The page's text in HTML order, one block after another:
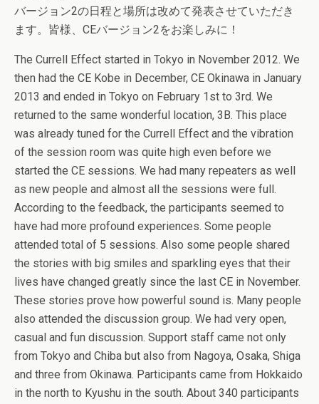
バージョン2の日程と場所は改めて発表させていただき
ます。皆様、CEバージョン2をお楽しみに！
The Currell Effect started in Tokyo in November 2012. We
then had the CE Kobe in December, CE Okinawa in January
2013 and ended in Tokyo on February 1st to 3rd. We
returned to the same wonderful location, 3B. This place
was already tuned for the Currell Effect and the vibration
of the session room was quite high even before we
started the CE sessions. We had many repeaters as well
as new people and almost all the sessions were full.
According to the feedback, the participants seemed to
have had more profound experiences. Some people
attended total of 5 sessions. Also some people shared
the stories with big smiles and sparkling eyes that their
lives have changed greatly since the last CE in November.
These stories prove how powerful sound is. Many people
also attended the discussion group. We had very open,
casual and fun discussion. Support staff came not only
from Tokyo and Chiba but also from Nagoya, Osaka, Shiga
and three from Okinawa. Participants came from Hokkaido
in the north to Kyushu in the south. About 340 participants